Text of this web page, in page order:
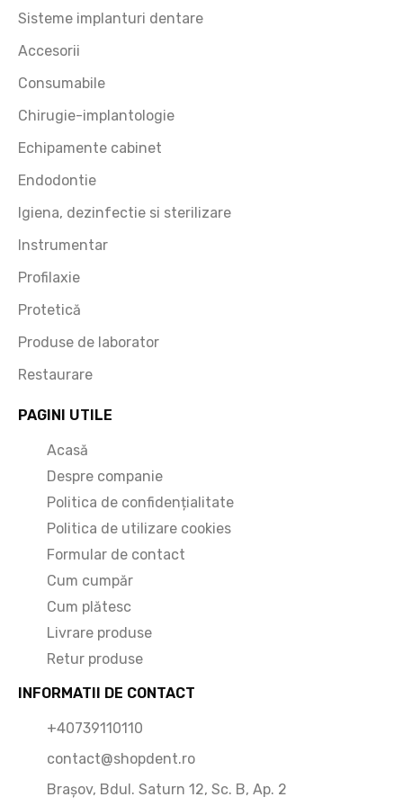
Sisteme implanturi dentare
Accesorii
Consumabile
Chirugie-implantologie
Echipamente cabinet
Endodontie
Igiena, dezinfectie si sterilizare
Instrumentar
Profilaxie
Protetică
Produse de laborator
Restaurare
PAGINI UTILE
Acasă
Despre companie
Politica de confidențialitate
Politica de utilizare cookies
Formular de contact
Cum cumpăr
Cum plătesc
Livrare produse
Retur produse
INFORMATII DE CONTACT
+40739110110
contact@shopdent.ro
Brașov, Bdul. Saturn 12, Sc. B, Ap. 2